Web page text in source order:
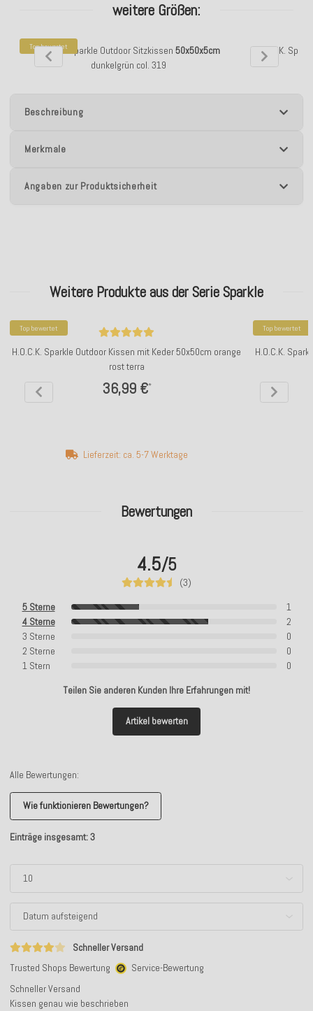
weitere Größen:
Top bewertet
H.O.C.K. Sparkle Outdoor Sitzkissen 50x50x5cm
dunkelgrün col. 319
H.O.C.K.
Beschreibung
Merkmale
Angaben zur Produktsicherheit
Bewertungen
4.5/5
(3)
5 Sterne
1
4 Sterne
2
3 Sterne
0
2 Sterne
0
1 Stern
0
Teilen Sie anderen Kunden Ihre Erfahrungen mit!
Artikel bewerten
Alle Bewertungen:
Wie funktionieren Bewertungen?
Einträge insgesamt: 3
Schneller Versand
Trusted Shops Bewertung
Service-Bewertung
Schneller Versand
Kissen genau wie beschrieben
Weitere Produkte aus der Serie Sparkle
Top bewertet
H.O.C.K. Sparkle Outdoor Kissen mit Keder 50x50cm orange
rost terra
36,99 €*
Lieferzeit: ca. 5-7 Werktage
Top bewertet
H.O.C.K.